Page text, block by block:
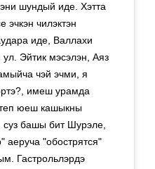
шундый иде. Хэтта
эчкэн чилэктэн
иде, Валлахи
Эйтик мэсэлэн, Аяз
чэй эчми, я
имеш урамда
юеш кашыкны
суз башы бит Шурэле,
аеруча "обострятся"
Гастрольлэрдэ